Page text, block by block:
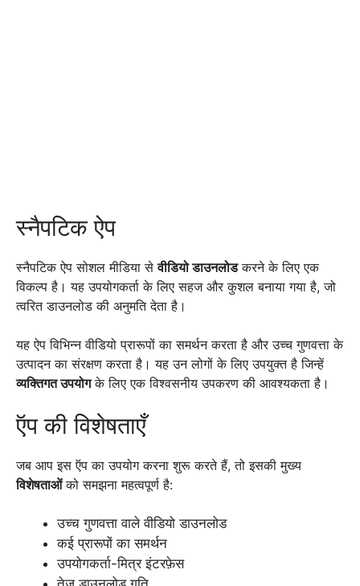
स्नैपटिक ऐप
स्नैपटिक ऐप सोशल मीडिया सेवीडियो डाउनलोडकरने के लिए एक
विकल्प है। यह उपयोगकर्ता के लिए सहज और कुशल बनाया गया है, जो
त्वरित डाउनलोड की अनुमति देता है।
यह ऐप विभिन्न वीडियो प्रारूपों का समर्थन करता है और उच्च गुणवत्ता के
उत्पादन का संरक्षण करता है। यह उन लोगों के लिए उपयुक्त है जिन्हें
व्यक्तिगत उपयोगके लिए एक विश्वसनीय उपकरण की आवश्यकता है।
ऍप की विशेषताएँ
जब आप इस ऍप का उपयोग करना शुरू करते हैं, तो इसकी मुख्य
विशेषताओंको समझना महत्वपूर्ण है:
उच्च गुणवत्ता वाले वीडियो डाउनलोड
कई प्रारूपों का समर्थन
उपयोगकर्ता-मित्र इंटरफ़ेस